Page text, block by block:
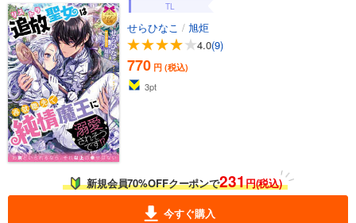
TL
せらひなこ / 旭炬
4.0(9)
770 円 (税込)
3pt
新規会員70%OFFクーポンで231円(税込)
今すぐ購入